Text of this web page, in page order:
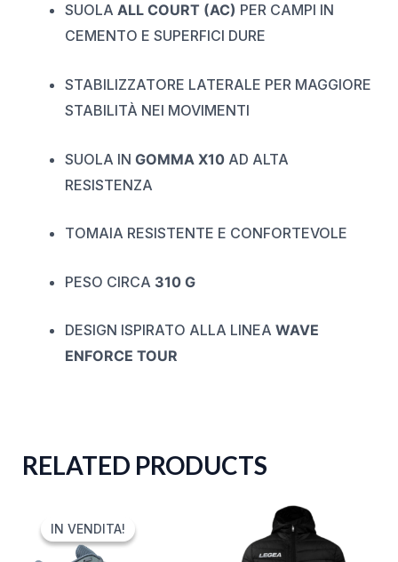
SUOLA ALL COURT (AC) PER CAMPI IN
CEMENTO E SUPERFICI DURE
STABILIZZATORE LATERALE PER MAGGIORE
STABILITÀ NEI MOVIMENTI
SUOLA IN GOMMA X10AD ALTA
RESISTENZA
TOMAIA RESISTENTE E CONFORTEVOLE
PESO CIRCA 310 G
DESIGN ISPIRATO ALLA LINEA WAVE
ENFORCE TOUR
RELATED PRODUCTS
IN VENDITA!
IN VENDITA!
PRICE
WAS:
150,00 €.
PRICE
IS: